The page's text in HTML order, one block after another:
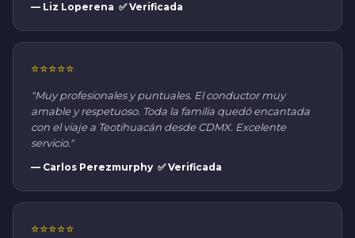
— Liz Loperena ✅ Verificada
⭐⭐⭐⭐⭐
"Muy profesionales y puntuales. El conductor muy
amable y respetuoso. Toda la familia quedó encantada
con el viaje a Teotihuacán desde CDMX. Excelente
servicio."
— Carlos Perezmurphy ✅ Verificada
⭐⭐⭐⭐⭐